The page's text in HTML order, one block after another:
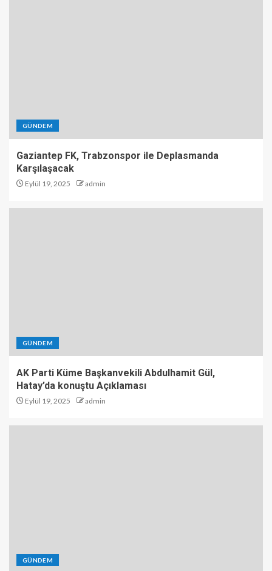
GÜNDEM
Gaziantep FK, Trabzonspor ile Deplasmanda
Karşılaşacak
Eylül 19, 2025 admin
GÜNDEM
AK Parti Küme Başkanvekili Abdulhamit Gül,
Hatay’da konuştu Açıklaması
Eylül 19, 2025 admin
GÜNDEM